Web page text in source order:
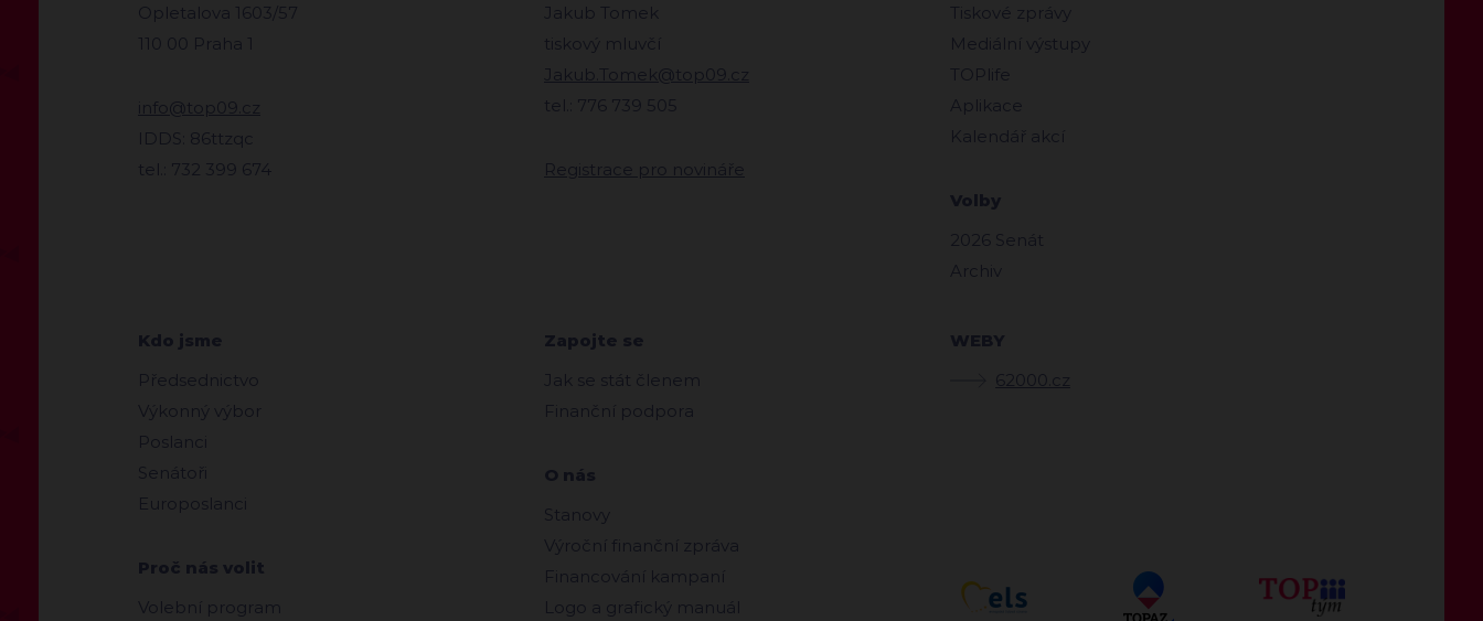
Opletalova 1603/57
110 00 Praha 1
info@top09.cz
IDDS: 86ttzqc
tel.: 732 399 674
Jakub Tomek
tiskový mluvčí
Jakub.Tomek@top09.cz
tel.: 776 739 505
Registrace pro novináře
Tiskové zprávy
Mediální výstupy
TOPlife
Aplikace
Kalendář akcí
Volby
2026 Senát
Archiv
Kdo jsme
Předsednictvo
Výkonný výbor
Poslanci
Senátoři
Europoslanci
Proč nás volit
Volební program
Zapojte se
Jak se stát členem
Finanční podpora
O nás
Stanovy
Výroční finanční zpráva
Financování kampaní
Logo a grafický manuál
WEBY
62000.cz